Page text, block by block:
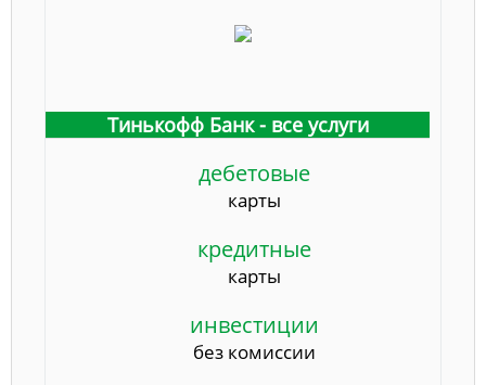
Тинькофф Банк - все услуги
дебетовые
карты
кредитные
карты
инвестиции
без комиссии